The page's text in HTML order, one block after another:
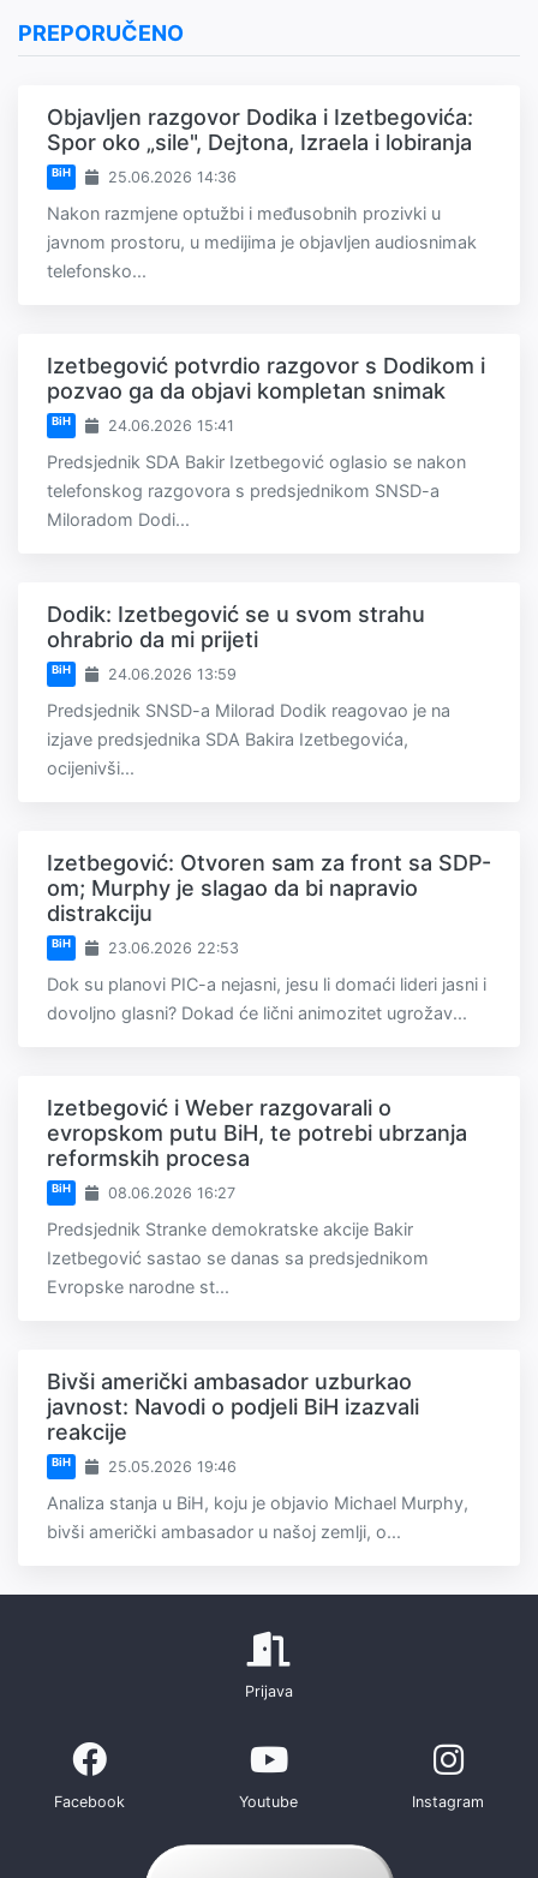
PREPORUČENO
Objavljen razgovor Dodika i Izetbegovića:
Spor oko „sile", Dejtona, Izraela i lobiranja
BiH 25.06.2026 14:36
Nakon razmjene optužbi i međusobnih prozivki u
javnom prostoru, u medijima je objavljen audiosnimak
telefonsko...
Izetbegović potvrdio razgovor s Dodikom i
pozvao ga da objavi kompletan snimak
BiH 24.06.2026 15:41
Predsjednik SDA Bakir Izetbegović oglasio se nakon
telefonskog razgovora s predsjednikom SNSD-a
Miloradom Dodi...
Dodik: Izetbegović se u svom strahu
ohrabrio da mi prijeti
BiH 24.06.2026 13:59
Predsjednik SNSD-a Milorad Dodik reagovao je na
izjave predsjednika SDA Bakira Izetbegovića,
ocijenivši...
Izetbegović: Otvoren sam za front sa SDP-
om; Murphy je slagao da bi napravio
distrakciju
BiH 23.06.2026 22:53
Dok su planovi PIC-a nejasni, jesu li domaći lideri jasni i
dovoljno glasni? Dokad će lični animozitet ugrožav...
Izetbegović i Weber razgovarali o
evropskom putu BiH, te potrebi ubrzanja
reformskih procesa
BiH 08.06.2026 16:27
Predsjednik Stranke demokratske akcije Bakir
Izetbegović sastao se danas sa predsjednikom
Evropske narodne st...
Bivši američki ambasador uzburkao
javnost: Navodi o podjeli BiH izazvali
reakcije
BiH 25.05.2026 19:46
Analiza stanja u BiH, koju je objavio Michael Murphy,
bivši američki ambasador u našoj zemlji, o...
Prijava
Facebook Youtube Instagram